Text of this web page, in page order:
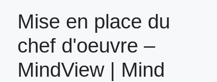
Mise en place du
chef d'oeuvre –
MindView | Mind